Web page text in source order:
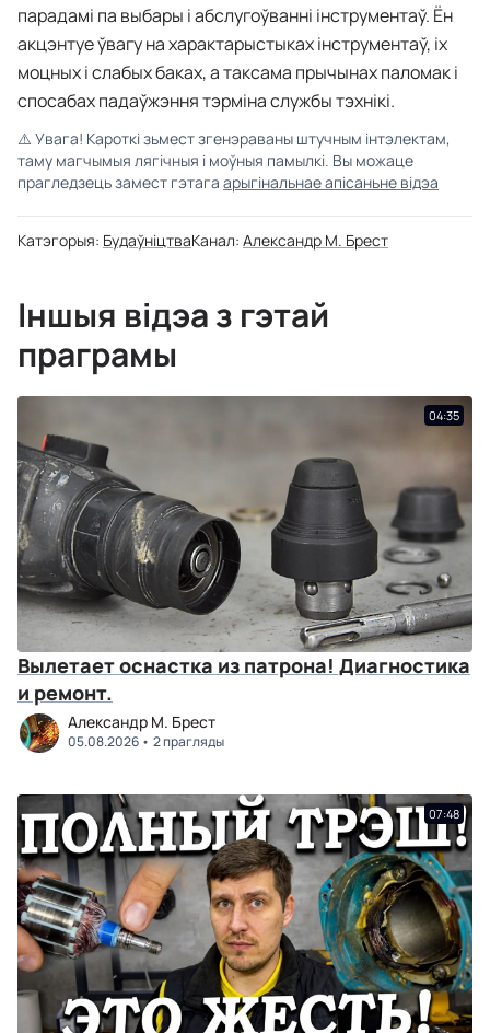
парадамі па выбары і абслугоўванні інструментаў. Ён
акцэнтуе ўвагу на характарыстыках інструментаў, іх
моцных і слабых баках, а таксама прычынах паломак і
спосабах падаўжэння тэрміна службы тэхнікі.
⚠️ Увага! Кароткі зьмест згенэраваны штучным інтэлектам,
таму магчымыя лягічныя і моўныя памылкі. Вы можаце
прагледзець замест гэтага арыгінальнае апісаньне відэа
Катэгорыя: БудаўніцтваКанал: Александр М. Брест
Іншыя відэа з гэтай
праграмы
04:35
Вылетает оснастка из патрона! Диагностика
и ремонт.
Александр М. Брест
05.08.2026 2 прагляды
07:48